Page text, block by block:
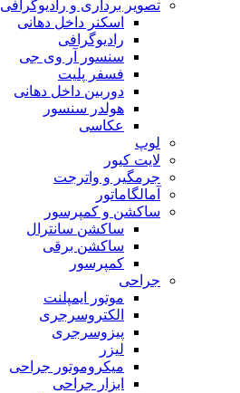
تصویر برداری و رادیوگرافی
اسکنر داخل دهانی
رادیوگرافی
سنسور آر وی جی
فسفر پلیت
دوربین داخل دهانی
هولدر سنسور
عکاسی
لوپ
لایت کیور
جرمگیر و واترجت
آمالگاماتور
ساکشن و کمپرسور
ساکشن سانترال
ساکشن برقی
کمپرسور
جراحی
موتور ایمپلنت
الکتروسرجری
پیزوسرجری
لیزر
میکروموتور جراحی
ابزار جراحی